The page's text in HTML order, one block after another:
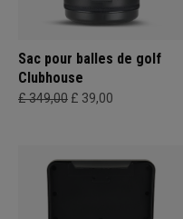
Sac pour balles de golf
Clubhouse
£ 349,00 £ 39,00